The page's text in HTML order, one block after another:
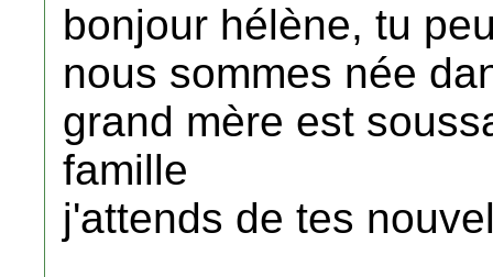
bonjour hélène, tu
nous sommes née
grand mère est
famille
j'attends de tes